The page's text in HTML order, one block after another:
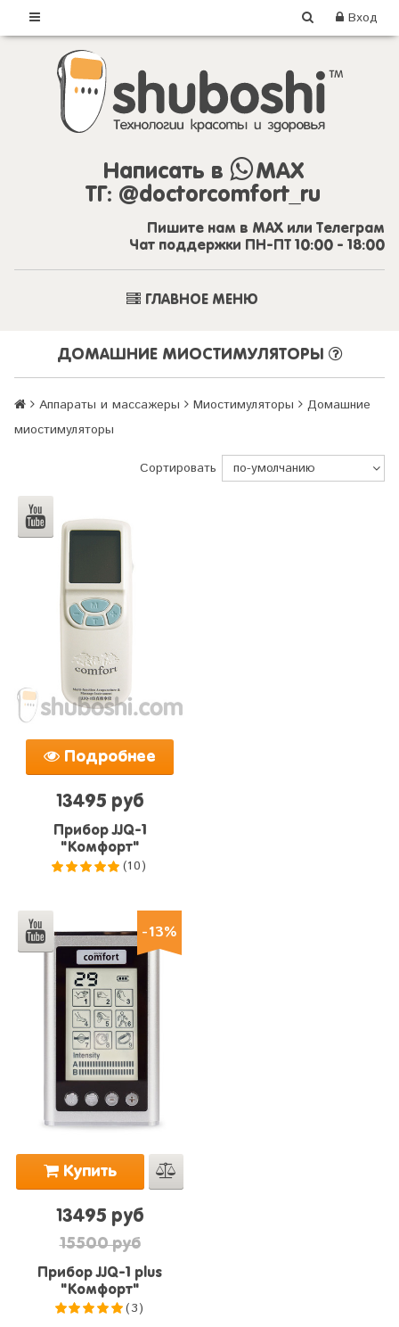
Вход
Написать в
MAX
ТГ: @doctorcomfort_ru
Пишите нам в MAX или Телеграм
Чат поддержки ПН-ПТ 10:00 - 18:00
ГЛАВНОЕ МЕНЮ
ДОМАШНИЕ МИОСТИМУЛЯТОРЫ
Аппараты и массажеры Миостимуляторы
Домашние
миостимуляторы
Сортировать
Подробнее
13495 руб
Прибор JJQ-1
"Комфорт"
(10)
-13%
Купить
13495 руб
15500 руб
Прибор JJQ-1 plus
"Комфорт"
(3)